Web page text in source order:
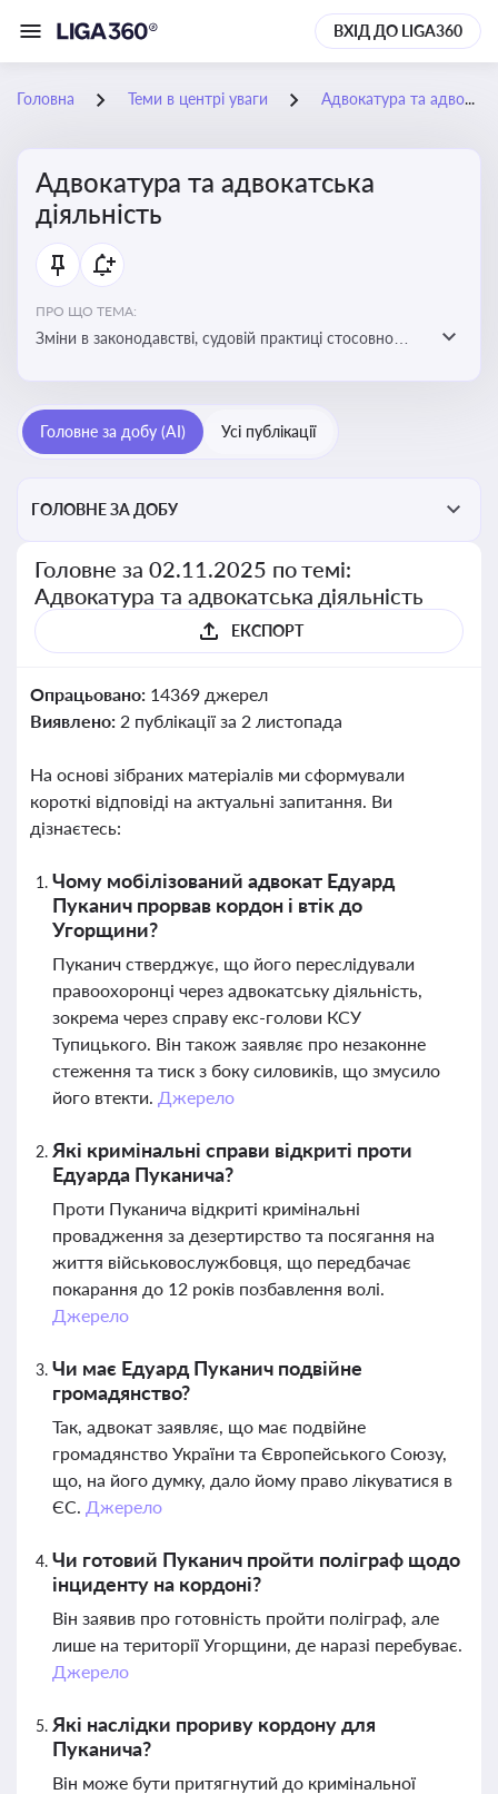
ВХІД ДО LIGA360
Головна Теми в центрі уваги Адвокатура та адвокатська діяльність
Адвокатура та адвокатська
діяльність
ПРО ЩО ТЕМА:
Зміни в законодавстві, судовій практиці стосовно
Головне за добу (AI) Усі публікації
ГОЛОВНЕ ЗА ДОБУ
Головне за 02.11.2025 по темі:
Адвокатура та адвокатська діяльність
ЕКСПОРТ
Опрацьовано: 14369 джерел
Виявлено: 2 публікації за 2 листопада
На основі зібраних матеріалів ми сформували
короткі відповіді на актуальні запитання. Ви
дізнаєтесь:
Чому мобілізований адвокат Едуард
Пуканич прорвав кордон і втік до
Угорщини?
Пуканич стверджує, що його переслідували
правоохоронці через адвокатську діяльність,
зокрема через справу екс-голови КСУ
Тупицького. Він також заявляє про незаконне
стеження та тиск з боку силовиків, що змусило
його втекти. Джерело
Які кримінальні справи відкриті проти
Едуарда Пуканича?
Проти Пуканича відкриті кримінальні
провадження за дезертирство та посягання на
життя військовослужбовця, що передбачає
покарання до 12 років позбавлення волі.
Джерело
Чи має Едуард Пуканич подвійне
громадянство?
Так, адвокат заявляє, що має подвійне
громадянство України та Європейського Союзу,
що, на його думку, дало йому право лікуватися в
ЄС. Джерело
Чи готовий Пуканич пройти поліграф щодо
інциденту на кордоні?
Він заявив про готовність пройти поліграф, але
лише на території Угорщини, де наразі перебуває.
Джерело
Які наслідки прориву кордону для
Пуканича?
Він може бути притягнутий до кримінальної